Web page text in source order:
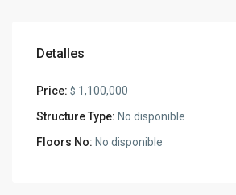
Detalles
Price: $ 1,100,000
Structure Type: No disponible
Floors No: No disponible